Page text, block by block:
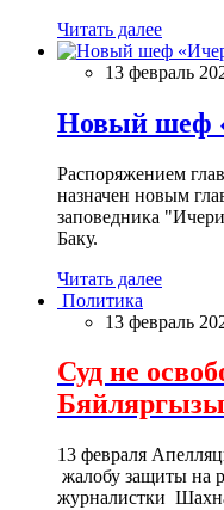
Читать далее
13 февраль
Новый шеф
Распоряжением
назначен новым
заповедника
Баку.
Читать далее
Политика
13 февраль
Суд не
Бяйляргызы
13 февраля
жалобу защиты на
журналистки